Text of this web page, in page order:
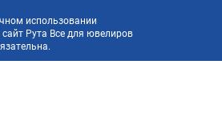
использовании
Рута Все для ювелиров